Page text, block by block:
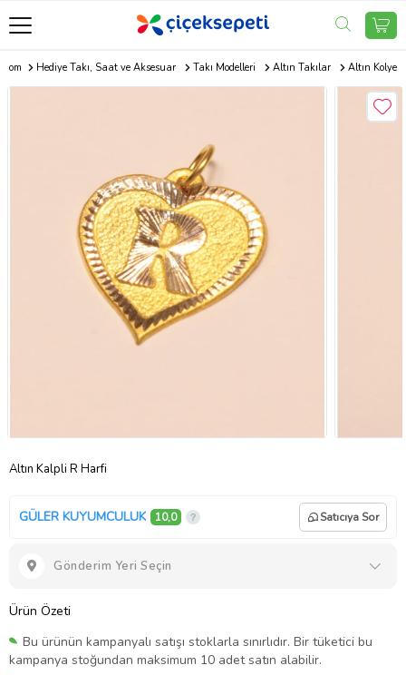
Hediye Takı, Saat ve Aksesuar Takı Modelleri Altın Takılar Altın Kolye
Altın Kalpli R Harfi
GÜLER KUYUMCULUK 10,0 Satıcıya Sor
Gönderim Yeri Seçin
Ürün Özeti
Bu ürünün kampanyalı satışı stoklarla sınırlıdır. Bir tüketici bu
kampanya stoğundan maksimum 10 adet satın alabilir.